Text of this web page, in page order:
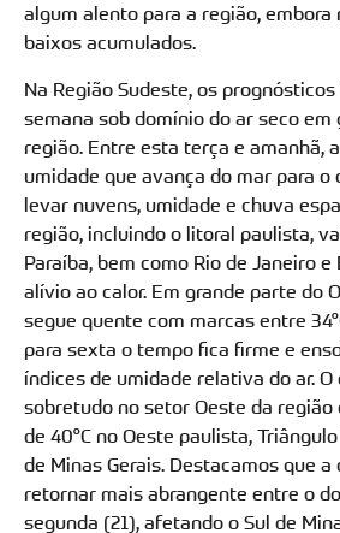
algum alento para a região,
baixos acumulados.
Na Região Sudeste, os
semana sob domínio do ar seco em
região. Entre esta terça e amanhã,
umidade que avança do mar para o
levar nuvens, umidade e chuva
região, incluindo o litoral paulista,
Paraíba, bem como Rio de Janeiro
alívio ao calor. Em grande parte do
segue quente com marcas entre
para sexta o tempo fica firme e
índices de umidade relativa do ar.
sobretudo no setor Oeste da
de 40°C no Oeste paulista,
de Minas Gerais. Destacamos que a
retornar mais abrangente entre o
segunda (21), afetando o Sul de